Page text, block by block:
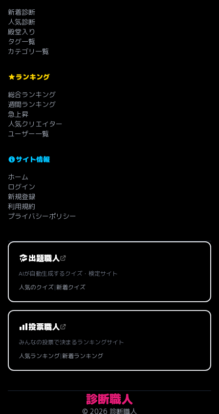
新着診断
人気診断
殿堂入り
タグ一覧
カテゴリ一覧
ランキング
総合ランキング
週間ランキング
急上昇
人気クリエイター
ユーザー一覧
サイト情報
ホーム
ログイン
新規登録
利用規約
プライバシーポリシー
出題職人
AIが自動生成するクイズ・検定サイト
人気のクイズ|新着クイズ
投票職人
みんなの投票で決まるランキングサイト
人気ランキング|新着ランキング
診断職人
© 2026 診断職人